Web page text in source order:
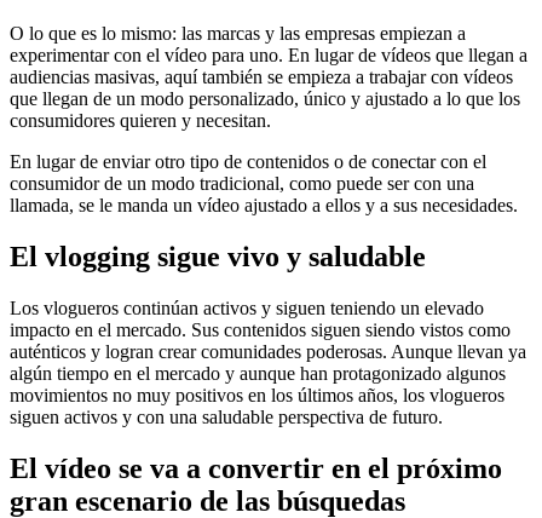
O lo que es lo mismo: las marcas y las empresas empiezan a
experimentar con el vídeo para uno. En lugar de vídeos que llegan a
audiencias masivas, aquí también se empieza a trabajar con vídeos
que llegan de un modo personalizado, único y ajustado a lo que los
consumidores quieren y necesitan.
En lugar de enviar otro tipo de contenidos o de conectar con el
consumidor de un modo tradicional, como puede ser con una
llamada, se le manda un vídeo ajustado a ellos y a sus necesidades.
El vlogging sigue vivo y saludable
Los vlogueros continúan activos y siguen teniendo un elevado
impacto en el mercado. Sus contenidos siguen siendo vistos como
auténticos y logran crear comunidades poderosas. Aunque llevan ya
algún tiempo en el mercado y aunque han protagonizado algunos
movimientos no muy positivos en los últimos años, los vlogueros
siguen activos y con una saludable perspectiva de futuro.
El vídeo se va a convertir en el próximo
gran escenario de las búsquedas